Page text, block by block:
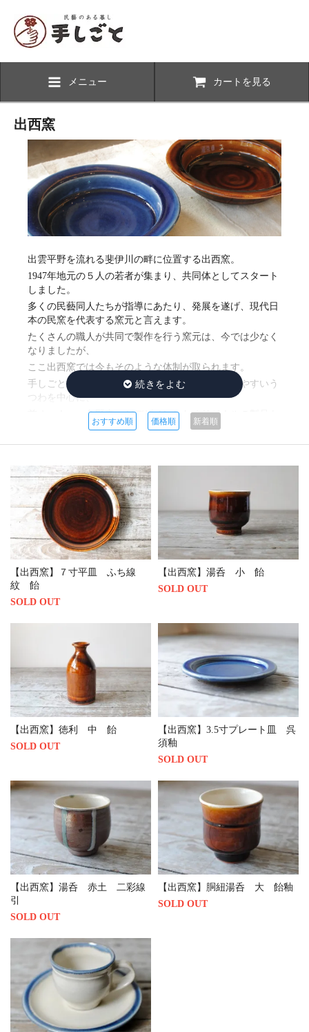
メニュー カートを見る
出西窯
出雲平野を流れる斐伊川の畔に位置する出西窯。
1947年地元の５人の若者が集まり、共同体としてスタート
しました。
多くの民藝同人たちが指導にあたり、発展を遂げ、現代日
本の民窯を代表する窯元と言えます。
たくさんの職人が共同で製作を行う窯元は、今では少なく
なりましたが、
ここ出西窯では今もそのような体制が取られます。
手しごとでは、出西窯ならではのシンプルで使いやすいう
つわを中心に、
前オーナー・久野恵一がデザインしたオリジナルの製品も
ご紹介しています。
おすすめ順 価格順 新着順
【出西窯】７寸平皿 ふち線
紋 飴
SOLD OUT
【出西窯】湯呑 小 飴
SOLD OUT
【出西窯】徳利 中 飴
SOLD OUT
【出西窯】3.5寸プレート皿 呉
須釉
SOLD OUT
【出西窯】湯呑 赤土 二彩線
引
SOLD OUT
【出西窯】胴紐湯呑 大 飴釉
SOLD OUT